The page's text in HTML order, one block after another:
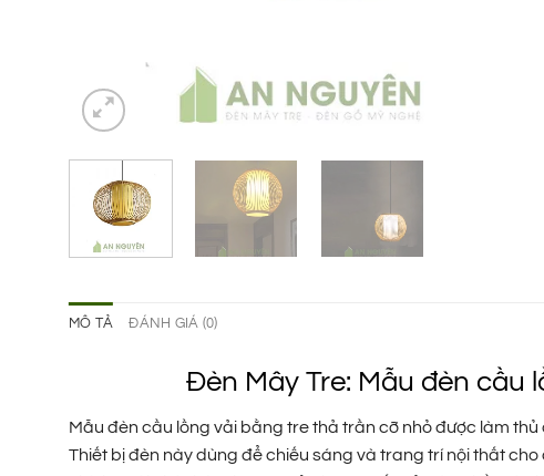
MÔ TẢ ĐÁNH GIÁ (0)
Đèn Mây Tre: Mẫu đèn cầu
Mẫu đèn cầu lồng vải bằng tre thả trần cỡ nhỏ được làm
Thiết bị đèn này dùng để chiếu sáng và trang trí nội thất